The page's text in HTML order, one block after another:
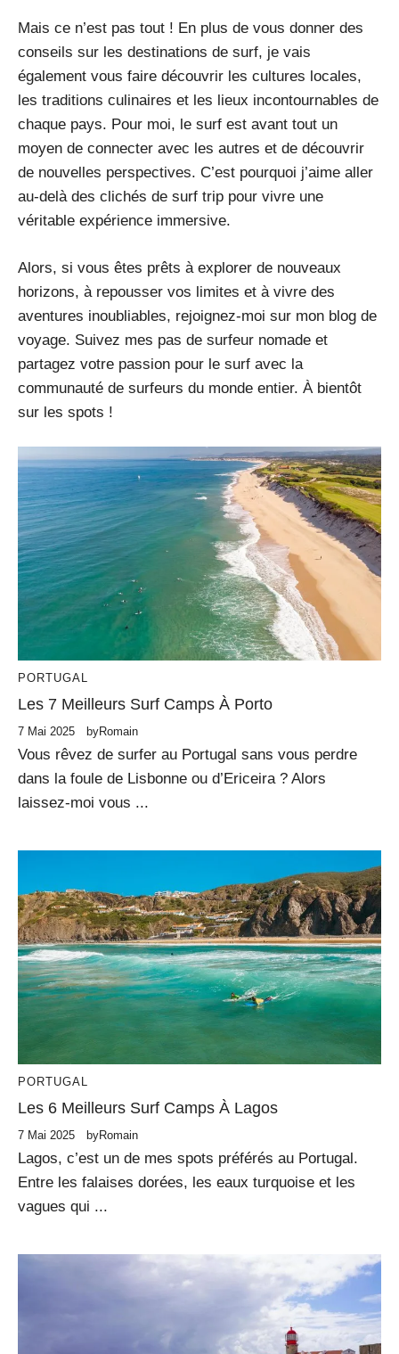
Mais ce n’est pas tout ! En plus de vous donner des
conseils sur les destinations de surf, je vais
également vous faire découvrir les cultures locales,
les traditions culinaires et les lieux incontournables de
chaque pays. Pour moi, le surf est avant tout un
moyen de connecter avec les autres et de découvrir
de nouvelles perspectives. C’est pourquoi j’aime aller
au-delà des clichés de surf trip pour vivre une
véritable expérience immersive.
Alors, si vous êtes prêts à explorer de nouveaux
horizons, à repousser vos limites et à vivre des
aventures inoubliables, rejoignez-moi sur mon blog de
voyage. Suivez mes pas de surfeur nomade et
partagez votre passion pour le surf avec la
communauté de surfeurs du monde entier. À bientôt
sur les spots !
PORTUGAL
Les 7 Meilleurs Surf Camps À Porto
7 Mai 2025 byRomain
Vous rêvez de surfer au Portugal sans vous perdre
dans la foule de Lisbonne ou d’Ericeira ? Alors
laissez-moi vous ...
PORTUGAL
Les 6 Meilleurs Surf Camps À Lagos
7 Mai 2025 byRomain
Lagos, c’est un de mes spots préférés au Portugal.
Entre les falaises dorées, les eaux turquoise et les
vagues qui ...